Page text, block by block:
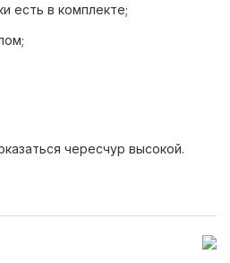
есть в комплекте;
размеры и вес.
чересчур высокой.